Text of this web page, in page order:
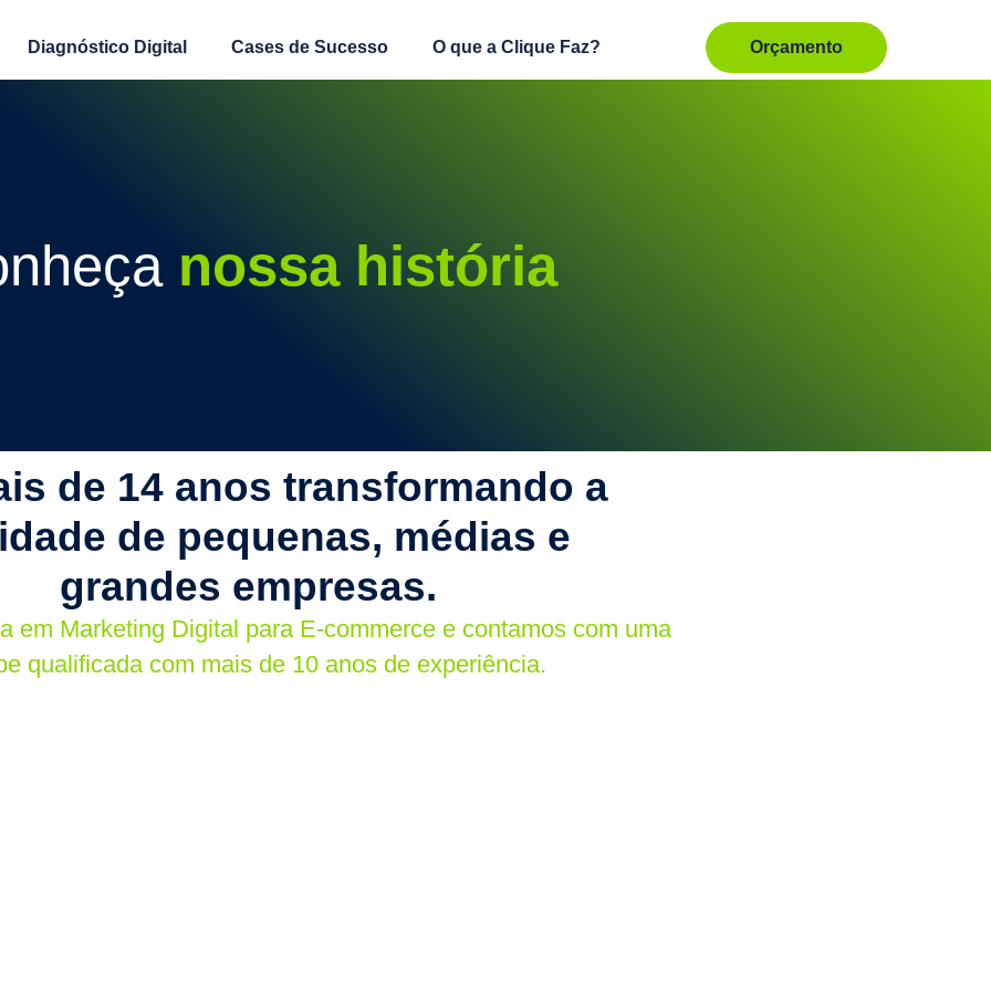
Diagnóstico Digital Cases de Sucesso O que a Clique Faz? Orçamento
nossa história
de 14 anos transformando a
de pequenas, médias e
grandes empresas.
em Marketing Digital para E-commerce e contamos com uma
qualificada com mais de 10 anos de experiência.